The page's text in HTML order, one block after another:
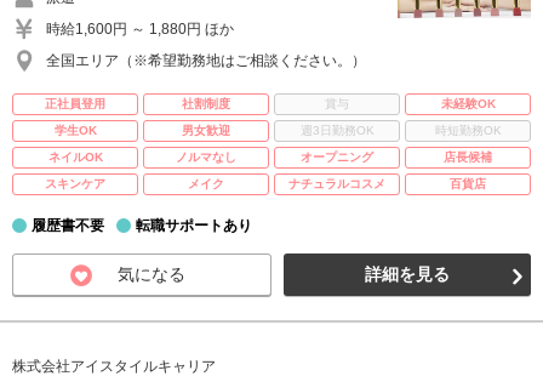
時給1,600円 ～ 1,880円 ほか
全国エリア（※希望勤務地はご相談ください。）
正社員登用 社割制度 賞与
未経験OK
学生OK
男女歓迎 週3日勤務OK
時短勤務OK
ネイルOK
ノルマなし オープニング
店長候補
スキンケア
メイク ナチュラルコスメ 百貨店
履歴書不要 転職サポートあり
気になる 詳細を見る
株式会社アイスタイルキャリア